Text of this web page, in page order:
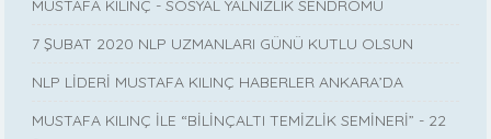
MUSTAFA KILINÇ - SOSYAL YALNIZLIK SENDROMU
7 ŞUBAT 2020 NLP UZMANLARI GÜNÜ KUTLU OLSUN
NLP LİDERİ MUSTAFA KILINÇ HABERLER ANKARA’DA
MUSTAFA KILINÇ İLE “BİLİNÇALTI TEMİZLİK SEMİNERİ” - 22